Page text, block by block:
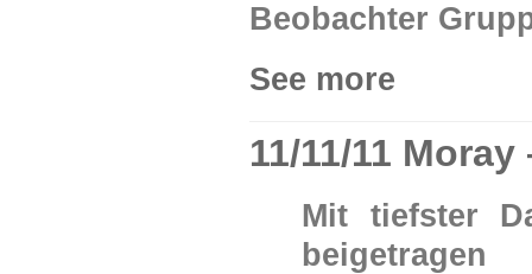
Beobachter
See more
11/11/11
Mit tiefster